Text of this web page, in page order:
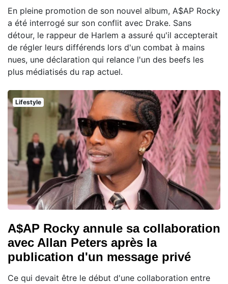
En pleine promotion de son nouvel album, A$AP Rocky
a été interrogé sur son conflit avec Drake. Sans
détour, le rappeur de Harlem a assuré qu'il accepterait
de régler leurs différends lors d'un combat à mains
nues, une déclaration qui relance l'un des beefs les
plus médiatisés du rap actuel.
Lifestyle
A$AP Rocky annule sa collaboration
avec Allan Peters après la
publication d'un message privé
Ce qui devait être le début d'une collaboration entre